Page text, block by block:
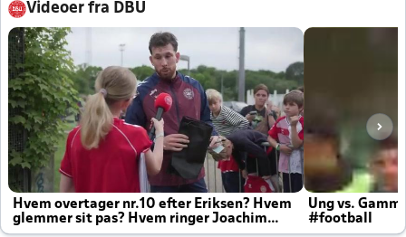
Videoer fra DBU
Hvem overtager nr.10 efter Eriksen? Hvem
glemmer sit pas? Hvem ringer Joachim
altid til efter kampe?
Ung vs.
#football